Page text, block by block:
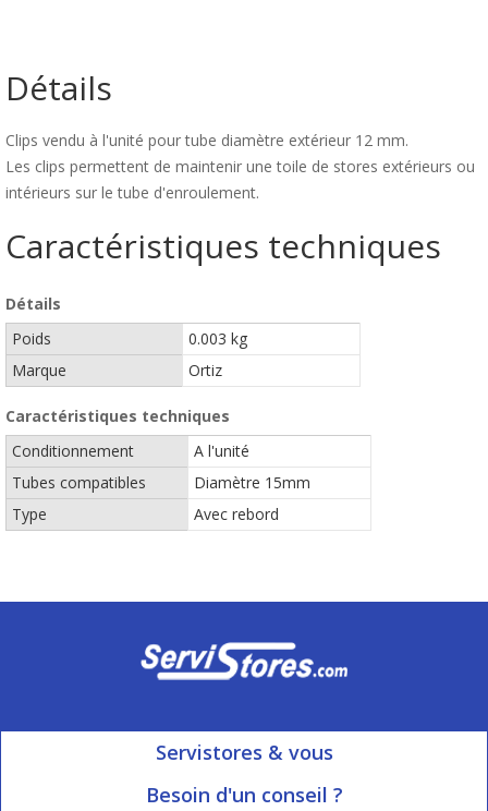
Détails
Clips vendu à l'unité pour tube diamètre extérieur 12 mm.
Les clips permettent de maintenir une toile de stores extérieurs ou
intérieurs sur le tube d'enroulement.
Caractéristiques techniques
Détails
Poids
0.003 kg
Marque
Ortiz
Caractéristiques techniques
Conditionnement
A l'unité
Tubes compatibles
Diamètre 15mm
Type
Avec rebord
Servistores & vous
Mon compte
Besoin d'un conseil ?